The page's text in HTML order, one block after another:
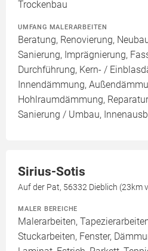
Trockenbau
UMFANG MALERARBEITEN
Beratung, Renovierung,
Sanierung, Imprägnierung,
Durchführung, Kern- /
Innendämmung,
Hohlraumdämmung,
Sanierung / Umbau,
Sirius-Sotis
Auf der Pat, 56332 Dieblich (23km
MALER BEREICHE
Malerarbeiten,
Stuckarbeiten, Fenster,